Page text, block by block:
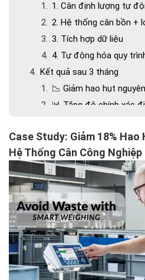
1. Cân định lượng tự
2. Hệ thống cân bồn +
3. Tích hợp dữ liệu
4. Tự động hóa quy
Kết quả sau 3 tháng
📉 Giảm hao hụt
📊 Tăng độ chính xác
📈 Minh bạch dữ liệu
Phân tích ROI (hiệu quả
Bài học rút ra
Giải pháp từ Beta Solution
Đăng ký tư vấn miễn phí:
Case Study: Giảm 18%
Hệ Thống Cân Công Nghiệp